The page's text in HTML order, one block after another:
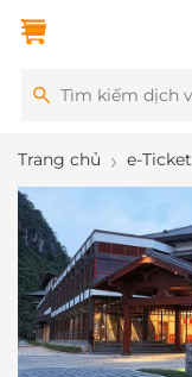
Trang chủ e-Ticket